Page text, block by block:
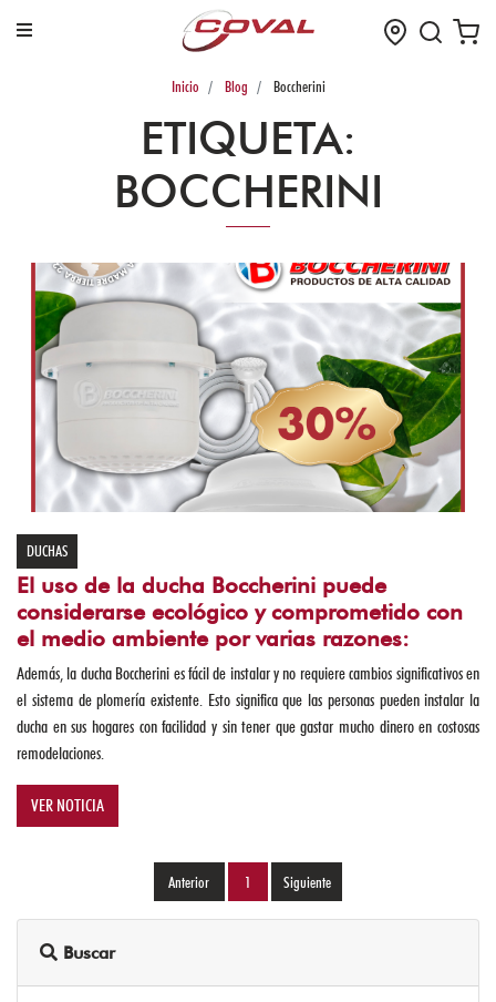
Registrarse
Menú
TUBERIA
PINTURAS
REGISTROS
VALVULAS
TEJAS
CONSTRUCCIÓN
Inicio Blog Boccherini
ETIQUETA:
BOCCHERINI
DUCHAS
El uso de la ducha Boccherini puede
considerarse ecológico y comprometido con
el medio ambiente por varias razones:
Además, la ducha Boccherini es fácil de instalar y no requiere cambios significativos en
el sistema de plomería existente. Esto significa que las personas pueden instalar la
ducha en sus hogares con facilidad y sin tener que gastar mucho dinero en costosas
remodelaciones.
VER NOTICIA
1(current)
Buscar